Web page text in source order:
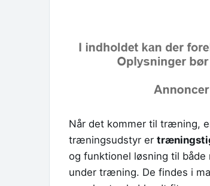
Når det kommer til træning,
træningsudstyr er
og funktionel løsning til
under træning. De findes i